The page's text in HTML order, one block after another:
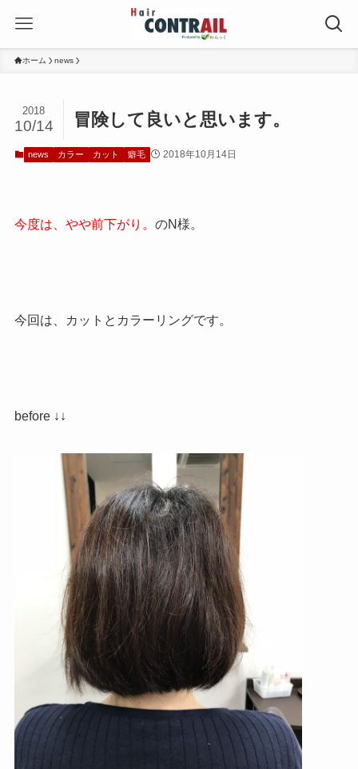
ホーム news
冒険して良いと思います。
2018
10/14
news カラー カット 癖毛 2018年10月14日
今度は、やや前下がり。 のN様。
今回は、カットとカラーリングです。
before ↓↓